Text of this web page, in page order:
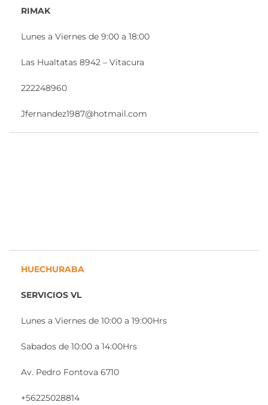
RIMAK
Lunes a Viernes de 9:00 a 18:00
Las Hualtatas 8942 – Vitacura
222248960
Jfernandez1987@hotmail.com
HUECHURABA
SERVICIOS VL
Lunes a Viernes de 10:00 a 19:00Hrs
Sabados de 10:00 a 14:00Hrs
Av. Pedro Fontova 6710
+56225028814